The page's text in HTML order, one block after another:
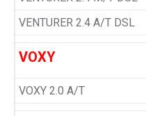
VENTURER 2.4 A/T DSL
VOXY
VOXY 2.0 A/T